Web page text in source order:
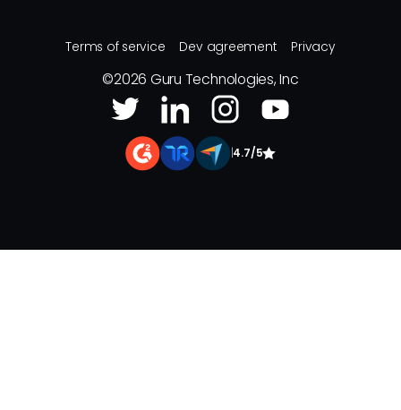
Terms of service Dev agreement Privacy
©2026 Guru Technologies, Inc
4.7/5